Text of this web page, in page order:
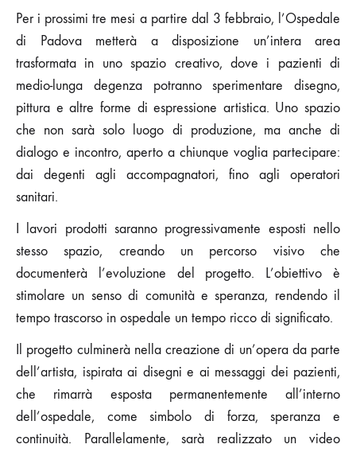
Per i prossimi tre mesi a partire dal 3 febbraio, l’Ospedale
di Padova metterà a disposizione un’intera area
trasformata in uno spazio creativo, dove i pazienti di
medio-lunga degenza potranno sperimentare disegno,
pittura e altre forme di espressione artistica. Uno spazio
che non sarà solo luogo di produzione, ma anche di
dialogo e incontro, aperto a chiunque voglia partecipare:
dai degenti agli accompagnatori, fino agli operatori
sanitari.
I lavori prodotti saranno progressivamente esposti nello
stesso spazio, creando un percorso visivo che
documenterà l’evoluzione del progetto. L’obiettivo è
stimolare un senso di comunità e speranza, rendendo il
tempo trascorso in ospedale un tempo ricco di significato.
Il progetto culminerà nella creazione di un’opera da parte
dell’artista, ispirata ai disegni e ai messaggi dei pazienti,
che rimarrà esposta permanentemente all’interno
dell’ospedale, come simbolo di forza, speranza e
continuità. Parallelamente, sarà realizzato un video